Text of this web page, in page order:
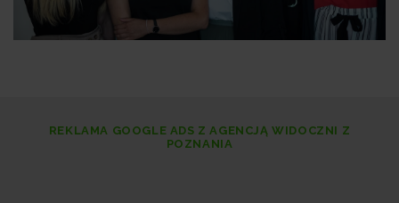
REKLAMA GOOGLE ADS Z AGENCJĄ WIDOCZNI Z
POZNANIA